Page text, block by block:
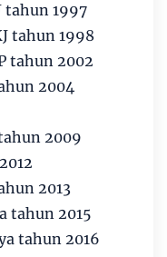
tahun 1997
tahun 1998
tahun 2002
2004
2009
2013
tahun 2015
tahun 2016